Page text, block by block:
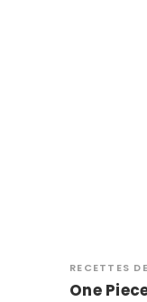
RECETTES
One